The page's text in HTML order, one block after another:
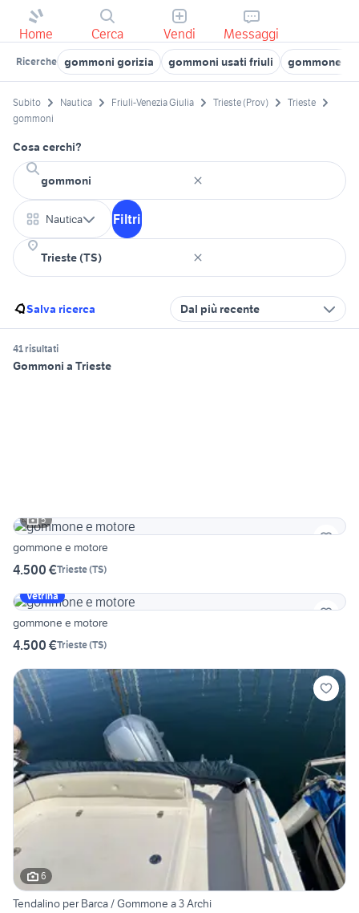
Home Cerca Vendi Messaggi
Ricerche gommoni gorizia gommoni usati friuli gommone
Subito Nautica Friuli-Venezia Giulia Trieste (Prov)
Trieste
gommoni
Cosa cerchi?
Nautica Filtri
Salva ricerca Dal più recente
41 risultati
Gommoni a Trieste
5
gommone e motore
4.500 €Trieste(TS)
Vetrina
gommone e motore
4.500 €Trieste(TS)
6
Tendalino per Barca / Gommone a 3 Archi